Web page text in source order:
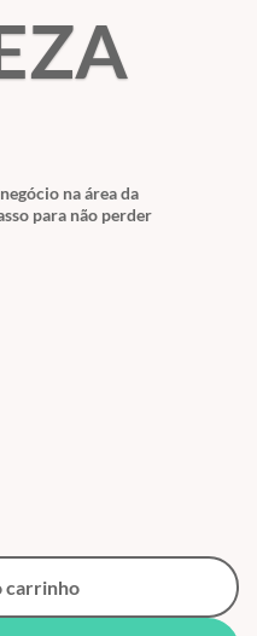
na área da
para não perder
carrinho